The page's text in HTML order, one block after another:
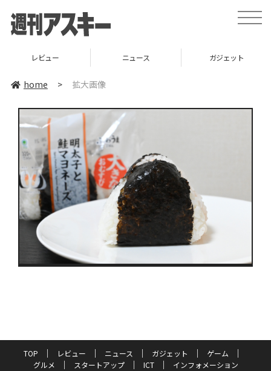
toggle
レビュー ニュース ガジェット
home > 拡大画像
TOP レビュー ニュース ガジェット
ゲーム
グルメ
スタートアップ ICT
インフォメーション